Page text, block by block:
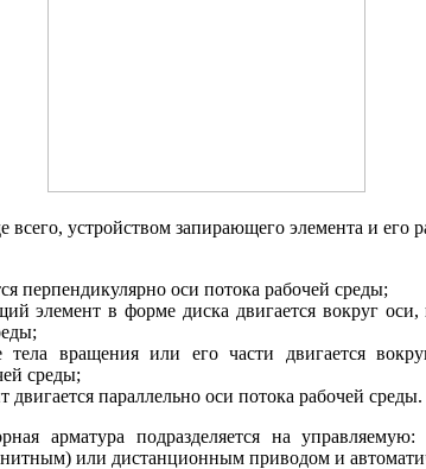
устройством запирающего элемента и его
перпендикулярно оси потока рабочей среды;
элемент в форме диска двигается вокруг
вращения или его части двигается
среды;
параллельно оси потока рабочей среды.
арматура подразделяется на
или дистанционным приводом и